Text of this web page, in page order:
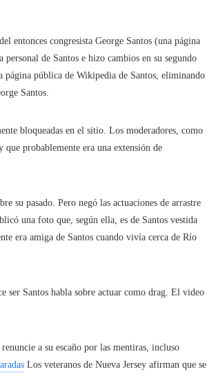
entonces congresista George Santos (una página
de Santos e hizo cambios en su segundo
página pública de Wikipedia de Santos, eliminando
Santos.
bloqueadas en el sitio. Los moderadores, como
que probablemente era una extensión de
su pasado. Pero negó las actuaciones de arrastre
una foto que, según ella, es de Santos vestida
era amiga de Santos cuando vivía cerca de Río
ser Santos habla sobre actuar como drag. El video
a su escaño por las mentiras, incluso
Los veteranos de Nueva Jersey afirman que se